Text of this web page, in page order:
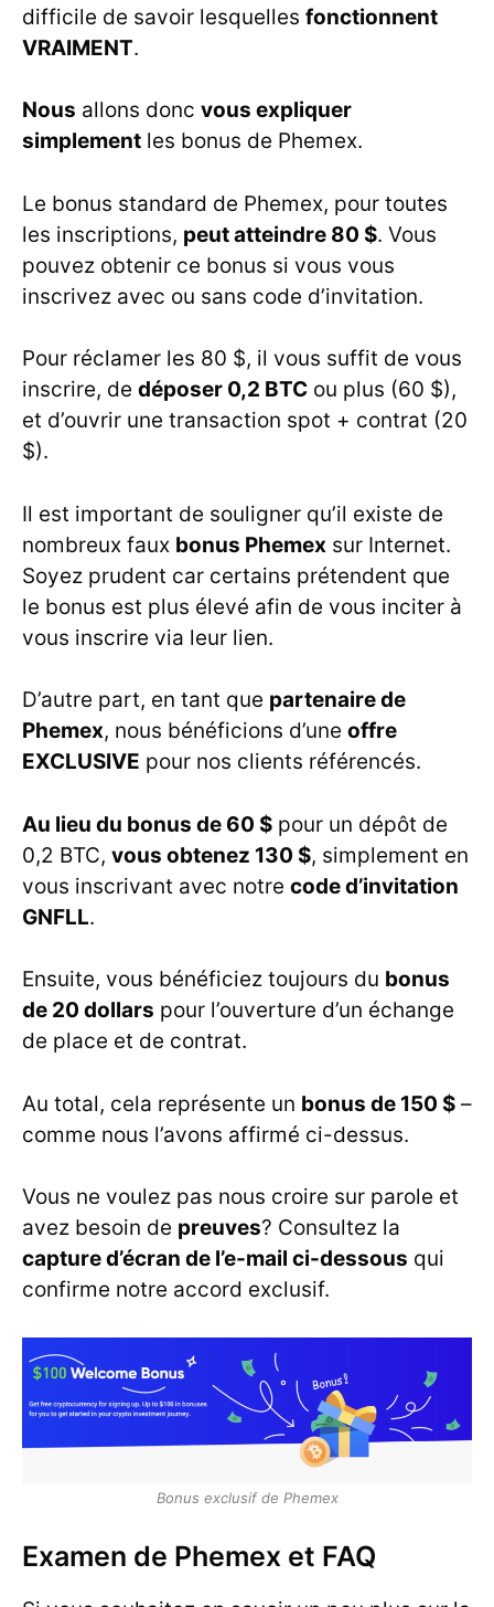
difficile de savoir lesquelles fonctionnent
VRAIMENT.
Nous allons donc vous expliquer
simplement les bonus de Phemex.
Le bonus standard de Phemex, pour toutes
les inscriptions, peut atteindre 80 $. Vous
pouvez obtenir ce bonus si vous vous
inscrivez avec ou sans code d’invitation.
Pour réclamer les 80 $, il vous suffit de vous
inscrire, de déposer 0,2 BTC ou plus (60 $),
et d’ouvrir une transaction spot + contrat (20
$).
Il est important de souligner qu’il existe de
nombreux faux bonus Phemex sur Internet.
Soyez prudent car certains prétendent que
le bonus est plus élevé afin de vous inciter à
vous inscrire via leur lien.
D’autre part, en tant que partenaire de
Phemex, nous bénéficions d’une offre
EXCLUSIVE pour nos clients référencés.
Au lieu du bonus de 60 $ pour un dépôt de
0,2 BTC, vous obtenez 130 $, simplement en
vous inscrivant avec notre code d’invitation
GNFLL.
Ensuite, vous bénéficiez toujours du bonus
de 20 dollars pour l’ouverture d’un échange
de place et de contrat.
Au total, cela représente un bonus de 150 $ –
comme nous l’avons affirmé ci-dessus.
Vous ne voulez pas nous croire sur parole et
avez besoin de preuves? Consultez la
capture d’écran de l’e-mail ci-dessous qui
confirme notre accord exclusif.
Bonus exclusif de Phemex
Examen de Phemex et FAQ